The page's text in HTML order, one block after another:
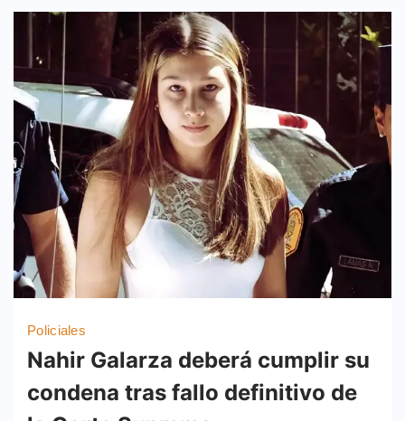
Policiales
Nahir Galarza deberá cumplir su
condena tras fallo definitivo de